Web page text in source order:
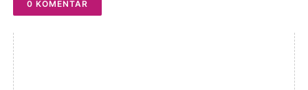
0 KOMENTAR